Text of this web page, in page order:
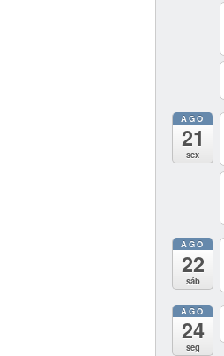
AGO
21
sex
AGO
22
sáb
AGO
24
seg